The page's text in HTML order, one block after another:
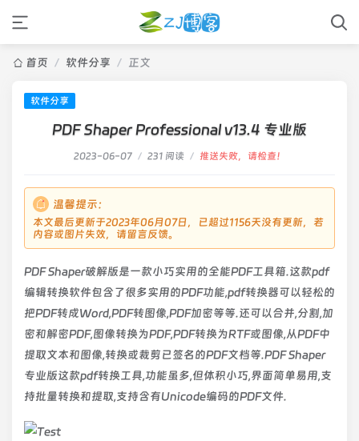
首页 / 软件分享 / 正文
软件分享
PDF Shaper Professional v13.4 专业版
2023-06-07 / 231 阅读 / 推送失败，请检查！
温馨提示：
本文最后更新于2023年06月07日，已超过1156天没有更新，若
内容或图片失效，请留言反馈。
PDF Shaper破解版是一款小巧实用的全能PDF工具箱.这款pdf
编辑转换软件包含了很多实用的PDF功能,pdf转换器可以轻松的
把PDF转成Word,PDF转图像,PDF加密等等.还可以合并,分割,加
密和解密PDF,图像转换为PDF,PDF转换为RTF或图像,从PDF中
提取文本和图像,转换或裁剪已签名的PDF文档等.PDF Shaper
专业版这款pdf转换工具,功能虽多,但体积小巧,界面简单易用,支
持批量转换和提取,支持含有Unicode编码的PDF文件.